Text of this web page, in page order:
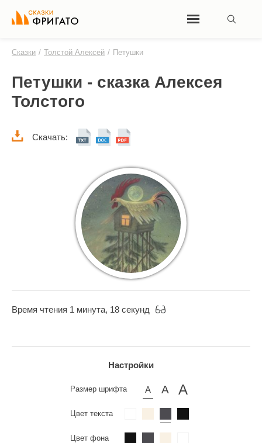
Сказки / Толстой Алексей / Петушки
Петушки - сказка Алексея
Толстого
Скачать:
Время чтения 1 минута, 18 секунд
Настройки
Размер шрифта
Цвет текста
Цвет фона